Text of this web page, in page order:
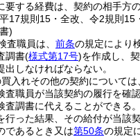
要する経費は、契約の相手方
17規則15・全改、令2規則15
)
査職員は、 前条の規定により
調書(様式第17号)を作成し、
出しなければならない。
入れその他の契約について
査職員が当該契約の履行を確
査調書に代えることができる。
行った結果、その給付が当該
であるとき又は第50条の規定